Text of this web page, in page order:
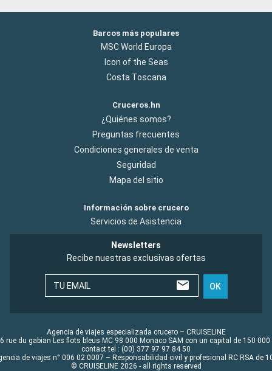
Barcos más populares
MSC World Europa
Icon of the Seas
Costa Toscana
Cruceros.hn
¿Quiénes somos?
Preguntas frecuentes
Condiciones generales de venta
Seguridad
Mapa del sitio
Información sobre crucero
Servicios de Asistencia
Newsletters
Recibe nuestras exclusivas ofertas
TU EMAIL OK
Agencia de viajes especializada crucero – CRUISELINE
rue du gabian Les flots bleus MC 98 000 Monaco SAM con un capital de 150 000
contact tel : (00) 377 97 97 84 50
de viajes n° 006 02 0007 – Responsabilidad civil y profesional RC RSA de
© CRUISELINE 2026 - all rights reserved